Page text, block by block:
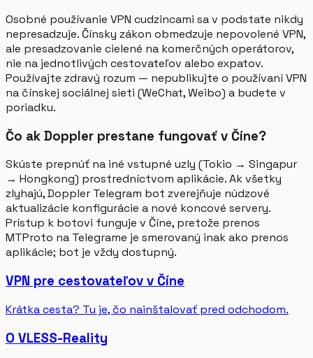
Osobné používanie VPN cudzincami sa v podstate nikdy
nepresadzuje. Čínsky zákon obmedzuje nepovolené VPN,
ale presadzovanie cielené na komerčných operátorov,
nie na jednotlivých cestovateľov alebo expatov.
Používajte zdravý rozum — nepublikujte o používaní VPN
na čínskej sociálnej sieti (WeChat, Weibo) a budete v
poriadku.
Čo ak Doppler prestane fungovať v Číne?
Skúste prepnúť na iné vstupné uzly (Tokio → Singapur
→ Hongkong) prostredníctvom aplikácie. Ak všetky
zlyhajú, Doppler Telegram bot zverejňuje núdzové
aktualizácie konfigurácie a nové koncové servery.
Prístup k botovi funguje v Číne, pretože prenos
MTProto na Telegrame je smerovaný inak ako prenos
aplikácie; bot je vždy dostupný.
VPN pre cestovateľov v Číne
Krátka cesta? Tu je, čo nainštalovať pred odchodom.
O VLESS-Reality